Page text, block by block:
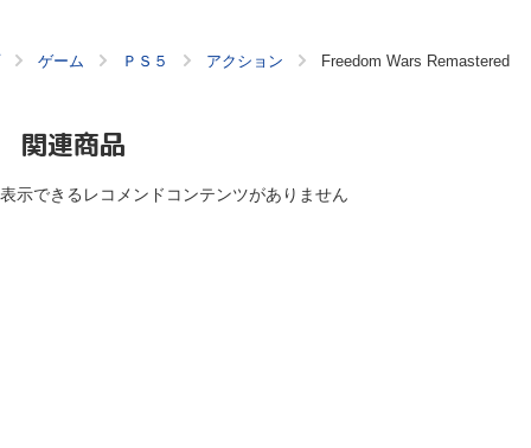
ゲーム ＰＳ５ アクション Freedom Wars Remastered
関連商品
表示できるレコメンドコンテンツがありません